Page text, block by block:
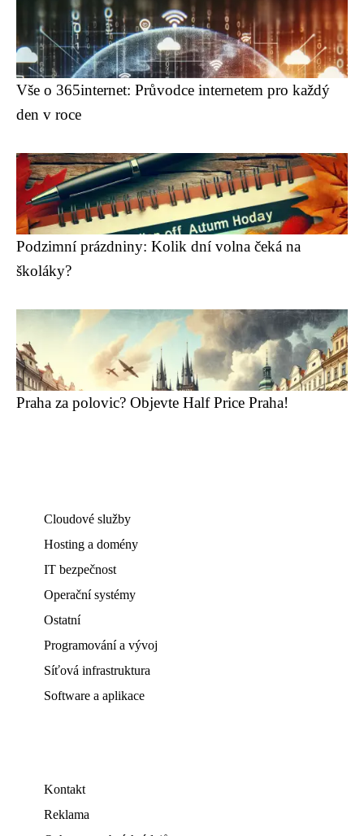
Vše o 365internet: Průvodce internetem pro každý
den v roce
Podzimní prázdniny: Kolik dní volna čeká na
školáky?
Praha za polovic? Objevte Half Price Praha!
Cloudové služby
Hosting a domény
IT bezpečnost
Operační systémy
Ostatní
Programování a vývoj
Síťová infrastruktura
Software a aplikace
Kontakt
Reklama